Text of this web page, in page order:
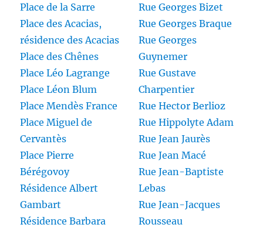
Place de la Sarre
Place des Acacias,
résidence des Acacias
Place des Chênes
Place Léo Lagrange
Place Léon Blum
Place Mendès France
Place Miguel de
Cervantès
Place Pierre
Bérégovoy
Résidence Albert
Gambart
Résidence Barbara
Rue Georges Bizet
Rue Georges Braque
Rue Georges
Guynemer
Rue Gustave
Charpentier
Rue Hector Berlioz
Rue Hippolyte Adam
Rue Jean Jaurès
Rue Jean Macé
Rue Jean-Baptiste
Lebas
Rue Jean-Jacques
Rousseau